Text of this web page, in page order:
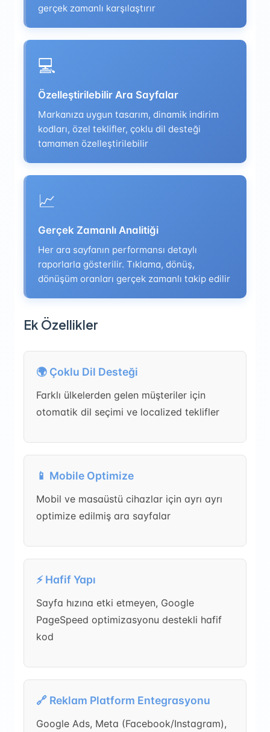
gerçek zamanlı karşılaştırır
💻
Özelleştirilebilir Ara Sayfalar
Markanıza uygun tasarım, dinamik indirim
kodları, özel teklifler, çoklu dil desteği
tamamen özelleştirilebilir
📈
Gerçek Zamanlı Analitiği
Her ara sayfanın performansı detaylı
raporlarla gösterilir. Tıklama, dönüş,
dönüşüm oranları gerçek zamanlı takip edilir
Ek Özellikler
🌍 Çoklu Dil Desteği
Farklı ülkelerden gelen müşteriler için
otomatik dil seçimi ve localized teklifler
📱 Mobile Optimize
Mobil ve masaüstü cihazlar için ayrı ayrı
optimize edilmiş ara sayfalar
⚡ Hafif Yapı
Sayfa hızına etki etmeyen, Google
PageSpeed optimizasyonu destekli hafif
kod
🔗 Reklam Platform Entegrasyonu
Google Ads, Meta (Facebook/Instagram),